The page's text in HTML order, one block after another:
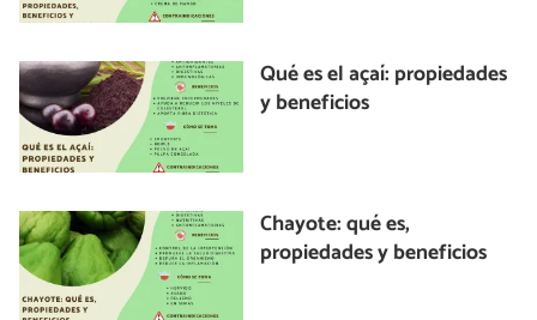
Qué es el açaí: propiedades
y beneficios
Chayote: qué es,
propiedades y beneficios